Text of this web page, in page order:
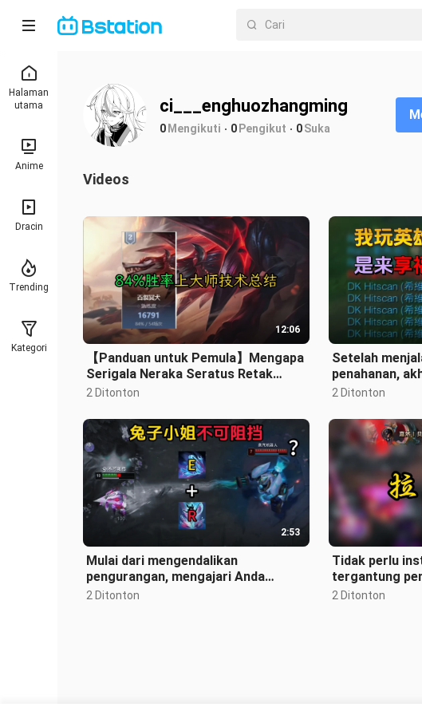
Halaman
utama
Anime
Dracin
Trending
Kategori
ci___enghuozhangming
0Mengikuti 0Pengikut 0Suka
Videos
12:06
【Panduan untuk Pemula】Mengapa
Serigala Neraka Seratus Retak
adalah hero mid lane yang paling
2 Ditonton
Setelah
penahanan,
2 Ditonton
2:53
Mulai dari mengendalikan
pengurangan, mengajari Anda
bermain Touma Yūryū
2 Ditonton
Tidak perlu
tergantung
mengatur
2 Ditonton